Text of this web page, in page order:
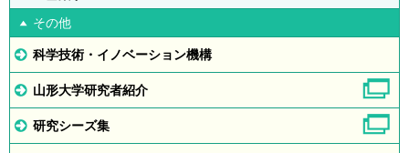
その他
科学技術・イノベーション機構
山形大学研究者紹介
研究シーズ集